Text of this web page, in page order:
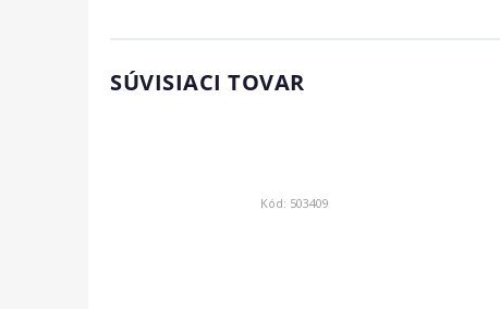
SÚVISIACI TOVAR
Kód: 503409